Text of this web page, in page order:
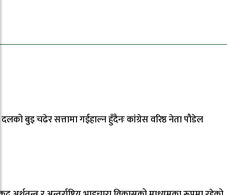
बुइ चढेर सत्तामा गईहाल्न हुँदैनः कांग्रेस वरिष्ठ नेता पौडेल